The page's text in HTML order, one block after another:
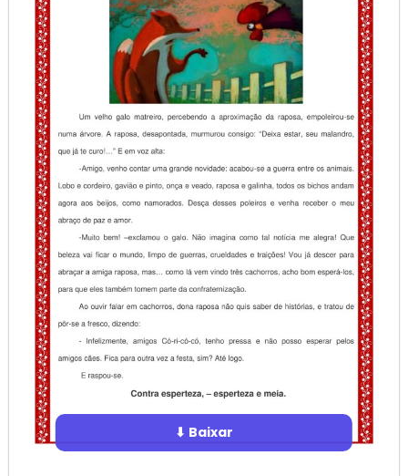
⬇ Baixar